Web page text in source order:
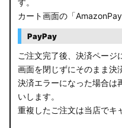
カート画面の「
PayPay
ご注文完了後、決済ページ
画面を閉じずにそのまま決
決済エラーになった場合は
いします。
重複したご注文は当店でキ